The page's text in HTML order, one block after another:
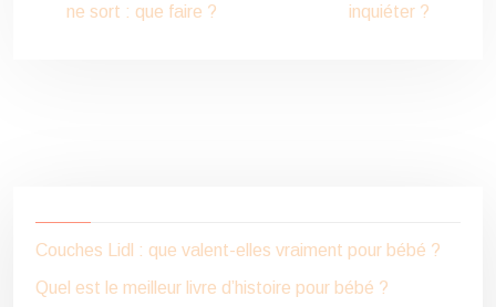
ne sort : que faire ?
inquiéter ?
Couches Lidl : que valent-elles vraiment pour bébé ?
Quel est le meilleur livre d’histoire pour bébé ?